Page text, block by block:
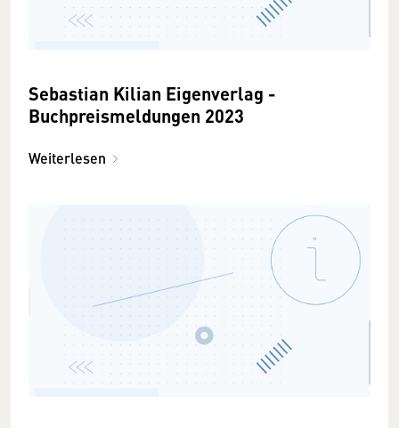
Sebastian Kilian Eigenverlag -
Buchpreismeldungen 2023
Weiterlesen